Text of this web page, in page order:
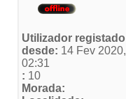
Utilizador registado
desde: 14 Fev 2020,
02:31
: 10
Morada: